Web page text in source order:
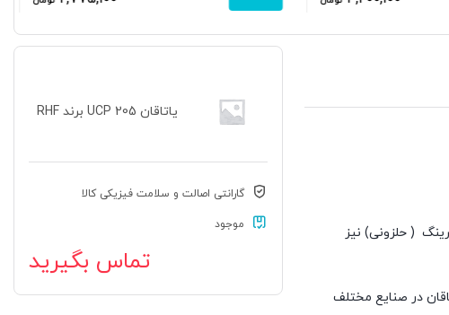
یاتاقان UCP 205 برند RHF
گارانتی اصالت و سلامت فیزیکی کالا
موجود
تماس بگیرید
( حلزونی) نیز
در صنایع مختلف